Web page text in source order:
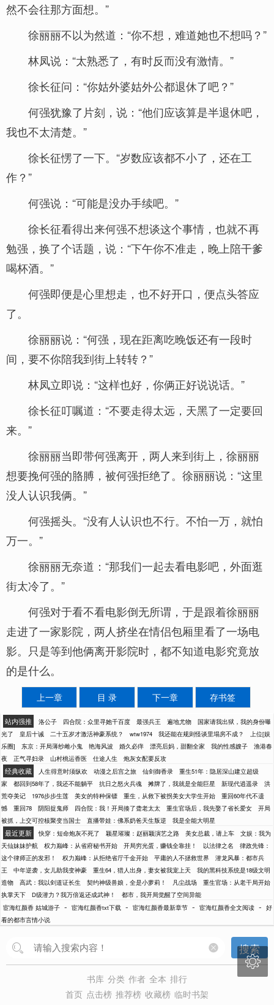
然不会往那方面想。”
徐丽丽不以为然道：“你不想，难道她也不想吗？”
林凤说：“太熟悉了，有时反而没有激情。”
徐长征问：“你姑外婆姑外公都退休了吧？”
何强犹豫了片刻，说：“他们应该算是半退休吧，
我也不太清楚。”
徐长征愣了一下。“岁数应该都不小了，还在工
作？”
何强说：“可能是没办手续吧。”
徐长征看得出来何强不想谈这个事情，也就不再
勉强，换了个话题，说：“下午你不准走，晚上陪干爹
喝杯酒。”
何强即便是心里想走，也不好开口，便点头答应
了。
徐丽丽说：“何强，现在距离吃晚饭还有一段时
间，要不你陪我到街上转转？”
林凤立即说：“这样也好，你俩正好说说话。”
徐长征叮嘱道：“不要走得太远，天黑了一定要回
来。”
徐丽丽当即带何强离开，两人来到街上，徐丽丽
想要挽何强的胳膊，被何强拒绝了。徐丽丽说：“这里
没人认识我俩。”
何强摇头。“没有人认识也不行。不怕一万，就怕
万一。”
徐丽丽无奈道：“那我们一起去看电影吧，外面逛
街太冷了。”
何强对于看不看电影倒无所谓，于是跟着徐丽丽
走进了一家影院，两人挤坐在情侣包厢里看了一场电
影。只是等到他俩离开影院时，都不知道电影究竟放
的是什么。
上一章 目 录 下一章 存书签
站内强推 洛公子 四合院：众里寻她千百度 最强兵王 遍地尤物
国家请我出狱，我的身份曝
光了
皇后十诫 二十五岁才激活神豪系统？ wtw1974 我还能在规则怪谈里塌房不成？
上位[娱
乐圈]
东京：开局薄纱雌小鬼 艳海风波 婚久必痒 漂亮后妈，甜翻全家 我的性感嫂子
渔港春
夜
正气寻妇录 山村桃运香医 仕途人生 炮灰女配要反攻
经典收藏 人生得意时须纵欢 动漫之后宫之旅 仙剑御香录
重生51年：隐居深山建立超级
家
都回到58年了，我还不能躺平 抗日之怒火兵魂 摊牌了，我就是全能巨星 新现代逍遥录
洪
荒夺美记
1976步步生莲 美女的特种保镖 重生，从救下被拐美女大学生开始
重回60年代不遗
憾
重回78 阴阳捉鬼师 四合院：我！开局揍了聋老太太 重生官场后，我先娶了省长爱女
开局
被抓，上交可控核聚变当国士
直播带娃：佛系奶爸天生叛逆 我是全能大明星
最近更新 快穿：短命炮灰不死了 颖星璀璨：赵丽颖演艺之路 美女总裁，请上车
文娱：我为
天仙妹妹护航
权力巅峰：从省府秘书开始 开局穷光蛋，赚钱全靠挂！ 以法律之名
律政先锋：
这个律师正的发邪！
权力巅峰：从拒绝省厅千金开始 平庸的人不拯救世界
潜龙风暴：都市兵
王
中年逆袭，女儿助我变神豪 重生64，猎人出身，妻女被我宠上天
我的黑科技系统是18级文明
造物
高武：我以剑道证长生 契约神级兽娘，全是小萝莉！ 凡尘战场
重生官场：从老干局开始
执掌天下
D级潜力？我万倍返还成武神！
都市，我开局觉醒了空间异能
宦海红颜香 姑城游子 - 宦海红颜香txt下载 - 宦海红颜香最新章节 - 宦海红颜香全文阅读 - 好
看的都市言情小说
搜索
书库 分类 作者 全本 排行
首页 点击榜 推荐榜 收藏榜 临时书架
